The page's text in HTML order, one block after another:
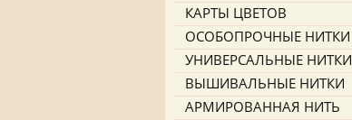
КАРТЫ ЦВЕТОВ
ОСОБОПРОЧНЫЕ НИТКИ
УНИВЕРСАЛЬНЫЕ НИТКИ
ВЫШИВАЛЬНЫЕ НИТКИ
АРМИРОВАННАЯ НИТЬ